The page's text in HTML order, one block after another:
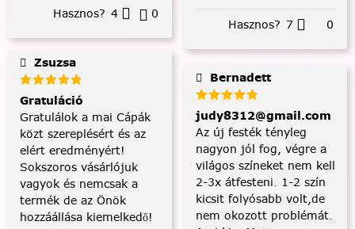
Hasznos? 4 0
Zsuzsa
Gratuláció
Gratulálok a mai Cápák
közt szereplésért és az
elért eredményért!
Sokszoros vásárlójuk
vagyok és nemcsak a
termék de az Önök
hozzáállása kiemelkedő!
Hasznos? 7 0
Bernadett
judy8312@gmail.com
Az új festék tényleg
nagyon jól fog, végre a
világos színeket nem kell
2-3x átfesteni. 1-2 szín
kicsit folyósabb volt,de
nem okozott problémát.